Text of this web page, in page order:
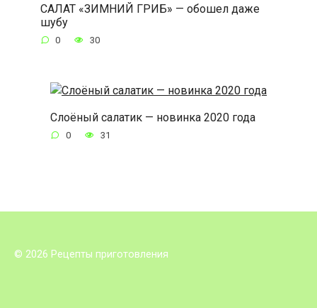
САЛАТ «ЗИМНИЙ ГРИБ» — обошел даже
шубу
0 30
Слоёный салатик — новинка 2020 года
0 31
© 2026 Рецепты приготовления